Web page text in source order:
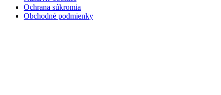
Ochrana súkromia
Obchodné podmienky